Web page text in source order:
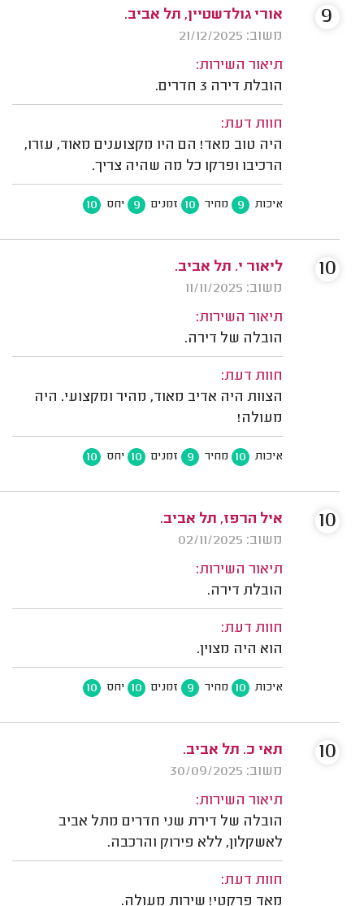
אורי גולדשטיין, תל אביב.
משוב: 21/12/2025
תיאור השירות:
הובלת דירה 3 חדרים.
חוות דעת:
היה טוב מאד! הם היו מקצוענים מאוד, עזרו,
הרכיבו ופרקו כל מה שהיה צריך.
איכות 9 מחיר 10 זמנים 9 יחס 10
9
ליאור י. תל אביב.
משוב: 11/11/2025
תיאור השירות:
הובלה של דירה.
חוות דעת:
הצוות היה אדיב מאוד, מהיר ומקצועי. היה
מעולה!
איכות 10 מחיר 9 זמנים 10 יחס 10
10
איל הרפז, תל אביב.
משוב: 02/11/2025
תיאור השירות:
הובלת דירה.
חוות דעת:
הוא היה מצוין.
איכות 10 מחיר 9 זמנים 10 יחס 10
10
תאי כ. תל אביב.
משוב: 30/09/2025
תיאור השירות:
הובלה של דירת שני חדרים מתל אביב
לאשקלון, ללא פירוק והרכבה.
חוות דעת:
מאד פרקטי! שירות מעולה.
10